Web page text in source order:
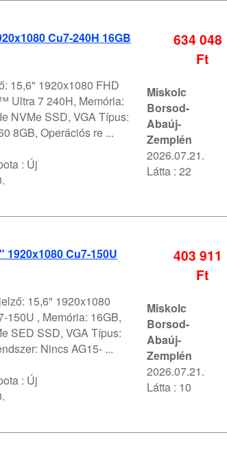
Cu7-240H 16GB
15,6" 1920x1080 FHD
Ultra 7 240H, Memória:
NVMe SSD, VGA Típus:
8GB, Operációs re ...
: Új
634 048
Ft
Miskolc
Borsod-
Abaúj-
Zemplén
2026.07.21.
Látta : 22
Cu7-150U
15,6" 1920x1080
150U , Memória: 16GB,
SED SSD, VGA Típus:
Nincs AG15- ...
: Új
403 911
Ft
Miskolc
Borsod-
Abaúj-
Zemplén
2026.07.21.
Látta : 10